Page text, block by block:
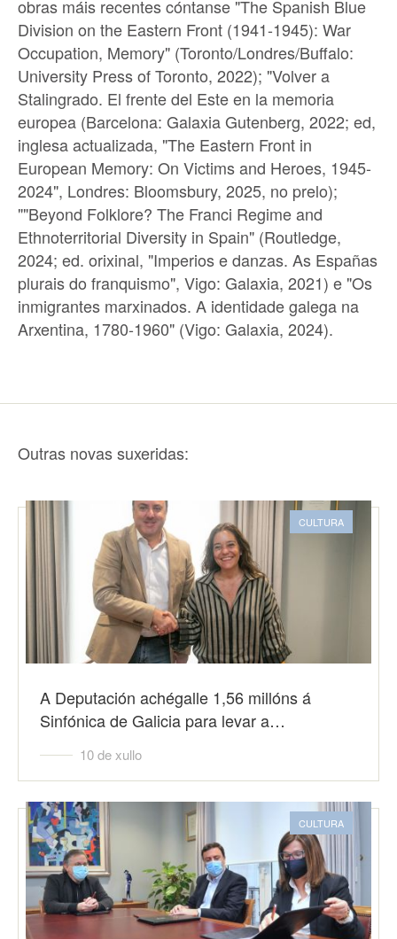
obras máis recentes cóntanse "The Spanish Blue
Division on the Eastern Front (1941-1945): War
Occupation, Memory" (Toronto/Londres/Buffalo:
University Press of Toronto, 2022); "Volver a
Stalingrado. El frente del Este en la memoria
europea (Barcelona: Galaxia Gutenberg, 2022; ed,
inglesa actualizada, "The Eastern Front in
European Memory: On Victims and Heroes, 1945-
2024", Londres: Bloomsbury, 2025, no prelo);
""Beyond Folklore? The Franci Regime and
Ethnoterritorial Diversity in Spain" (Routledge,
2024; ed. orixinal, "Imperios e danzas. As Españas
plurais do franquismo", Vigo: Galaxia, 2021) e "Os
inmigrantes marxinados. A identidade galega na
Arxentina, 1780-1960" (Vigo: Galaxia, 2024).
Outras novas suxeridas:
CULTURA
A Deputación achégalle 1,56 millóns á
Sinfónica de Galicia para levar a…
10 de xullo
CULTURA